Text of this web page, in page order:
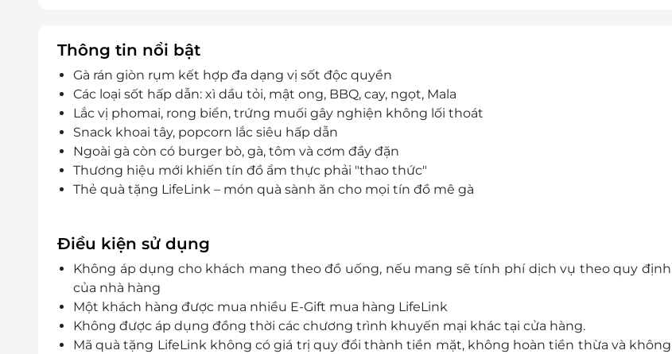
Thông tin nổi bật
Gà rán giòn rụm kết hợp đa dạng vị sốt độc quyền
Các loại sốt hấp dẫn: xì dầu tỏi, mật ong, BBQ, cay, ngọt, Mala
Lắc vị phomai, rong biển, trứng muối gây nghiện không lối thoát
Snack khoai tây, popcorn lắc siêu hấp dẫn
Ngoài gà còn có burger bò, gà, tôm và cơm đầy đặn
Thương hiệu mới khiến tín đồ ẩm thực phải "thao thức"
Thẻ quà tặng LifeLink – món quà sành ăn cho mọi tín đồ mê gà
Điều kiện sử dụng
Không áp dụng cho khách mang theo đồ uống, nếu mang sẽ tính phí dịch vụ theo quy định
của nhà hàng
Một khách hàng được mua nhiều E-Gift mua hàng LifeLink
Không được áp dụng đồng thời các chương trình khuyến mại khác tại cửa hàng.
Mã quà tặng LifeLink không có giá trị quy đổi thành tiền mặt, không hoàn tiền thừa và không